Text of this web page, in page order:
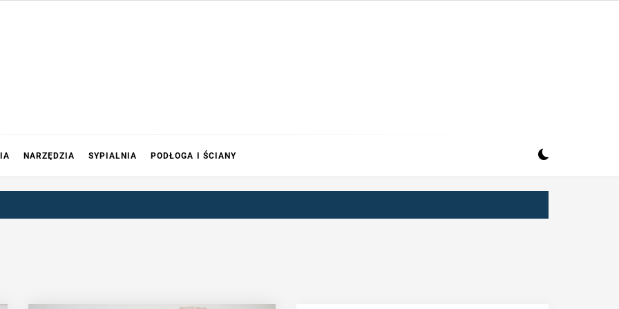
NARZĘDZIA SYPIALNIA PODŁOGA I ŚCIANY